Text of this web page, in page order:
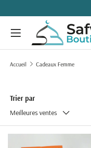
ALLER AU CONTENU
Recherche
Menu
Accueil Cadeaux Femme
Trier par
Meilleures ventes